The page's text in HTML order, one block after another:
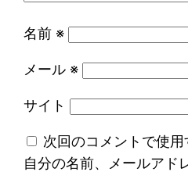
名前 ※
メール ※
サイト
次回のコメントで使
自分の名前、メールアド